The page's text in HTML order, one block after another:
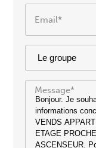
Email*
Message*